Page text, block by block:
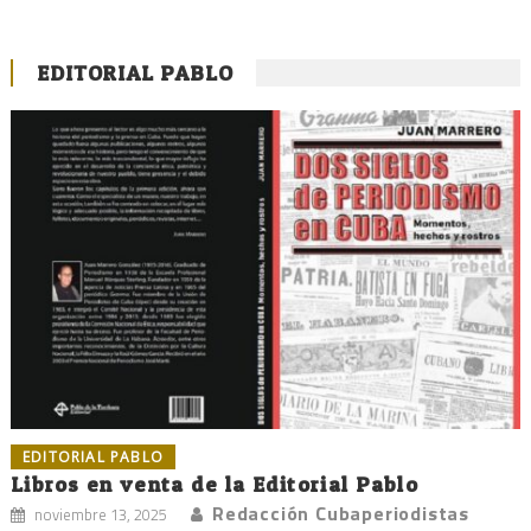
EDITORIAL PABLO
EDITORIAL PABLO
Libros en venta de la Editorial Pablo
noviembre 13, 2025 Redacción Cubaperiodistas